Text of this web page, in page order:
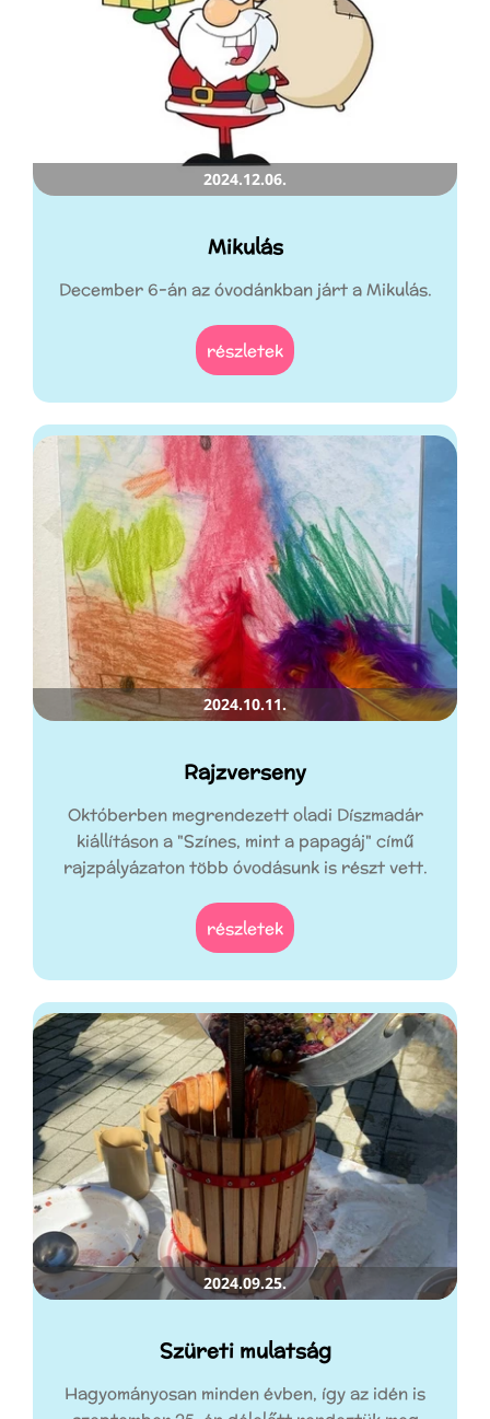
2024.12.06.
Mikulás
December 6-án az óvodánkban járt a Mikulás.
részletek
2024.10.11.
Rajzverseny
Októberben megrendezett oladi Díszmadár
kiállításon a "Színes, mint a papagáj" című
rajzpályázaton több óvodásunk is részt vett.
részletek
2024.09.25.
Szüreti mulatság
Hagyományosan minden évben, így az idén is